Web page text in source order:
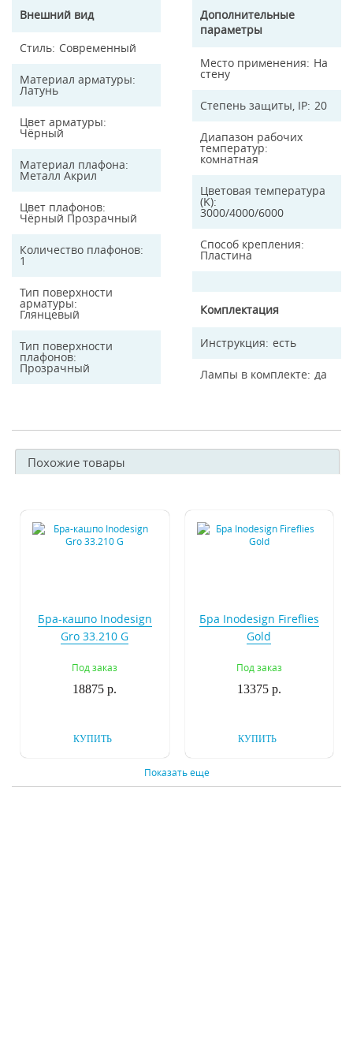
Внешний вид
Стиль Современный
Материал арматуры
Латунь
Цвет арматуры
Чёрный
Материал плафона
Металл Акрил
Цвет плафонов
Чёрный Прозрачный
Количество плафонов
1
Тип поверхности
арматуры
Глянцевый
Тип поверхности
плафонов
Прозрачный
Дополнительные
параметры
Место применения На
стену
Степень защиты, IP 20
Диапазон рабочих
температур
комнатная
Цветовая температура
(K)
3000/4000/6000
Способ крепления
Пластина
Комплектация
Инструкция есть
Лампы в комплекте да
Похожие товары
Бра-кашпо Inodesign
Gro 33.210 G
Под заказ
18875 р.
КУПИТЬ
Бра Inodesign Fireflies
Gold
Под заказ
13375 р.
КУПИТЬ
Показать еще